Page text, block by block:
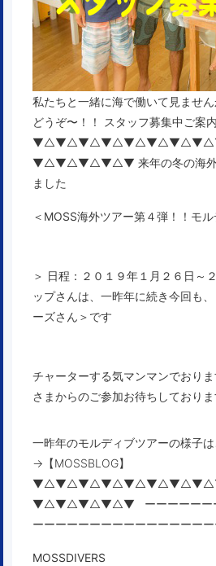
私たちと一緒に海で働いて見ませ
どうぞ〜！！
スタッフ募集中ご案
▼△▼△▼△▼△▼ 来年の冬の海外ツ
ました
＜MOSS海外ツアー第４弾！！モ
＞ 日程：２０１９年１月２６日～
ップさんは、一昨年に続き今回も、
ーズさん ＞です
チャーターする気マンマンでおり
さまからのご参加お待ちしておりま
一昨年のモルディブツアーの様子は
→【MOSSBLOG】
▼△▼△▼△▼△▼ ーーーーーーー
ーーーーーーーーーーーーーーー
MOSSDIVERS